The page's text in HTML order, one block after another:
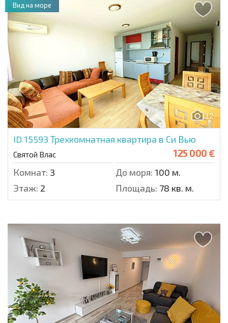
12
ID 15593 Трехкомнатная квартира в Си Вью
Святой Влас 125 000 €
Комнат: 3 До моря: 100 м.
Этаж: 2 Площадь: 78 кв. м.
Вид на море